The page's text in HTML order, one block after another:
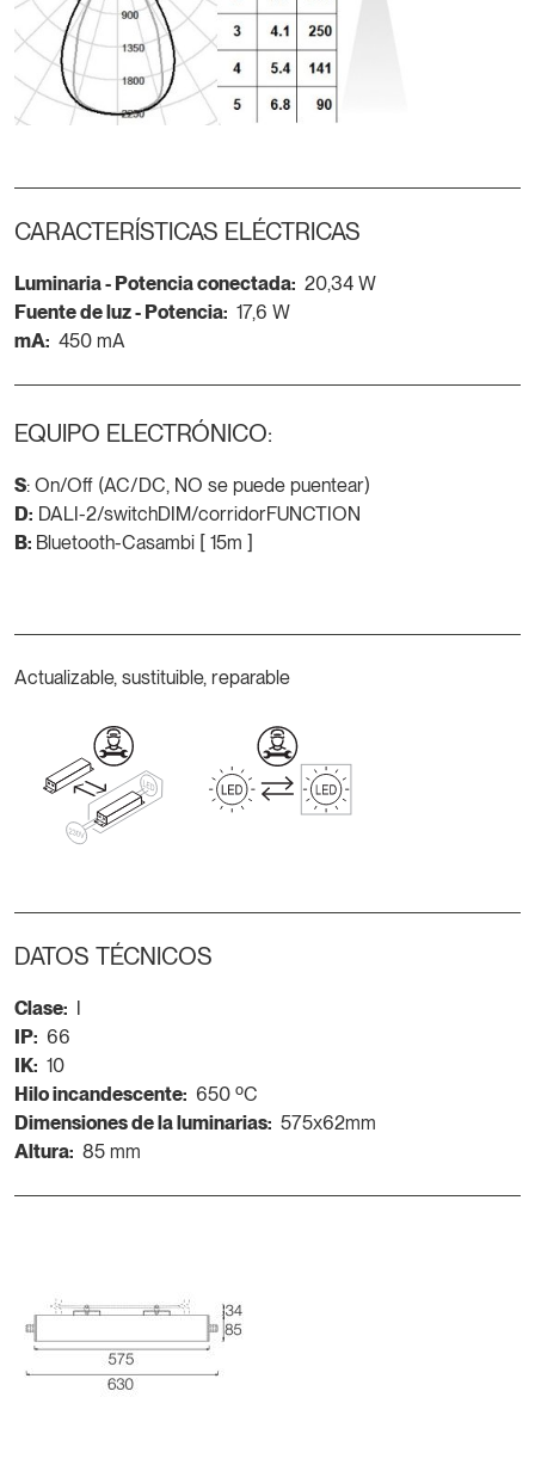
CARACTERÍSTICAS ELÉCTRICAS
Luminaria - Potencia conectada: 20,34 W
Fuente de luz - Potencia: 17,6 W
mA: 450 mA
EQUIPO ELECTRÓNICO:
S: On/Off (AC/DC, NO se puede puentear)
D: DALI-2/switchDIM/corridorFUNCTION
B: Bluetooth-Casambi [ 15m ]
Actualizable, sustituible, reparable
DATOS TÉCNICOS
Clase:
IP: 66
IK: 10
Hilo incandescente: 650 ºC
Dimensiones de la luminarias: 575x62mm
Altura: 85 mm